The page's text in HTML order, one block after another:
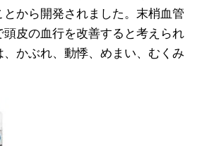
から開発されました。末梢血管
皮の血行を改善すると考えられ
かぶれ、動悸、めまい、むくみ